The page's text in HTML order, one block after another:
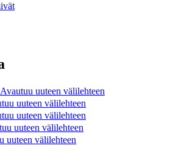
Avautuu uuteen välilehteen
uuteen välilehteen
uuteen välilehteen
uuteen välilehteen
uuteen välilehteen